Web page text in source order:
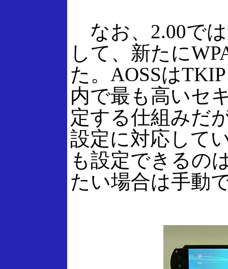
なお、2.00で
して、新たに
た。AOSSは
内で最も高いセ
定する仕組みだ
設定に対応して
も設定できるの
たい場合は手動